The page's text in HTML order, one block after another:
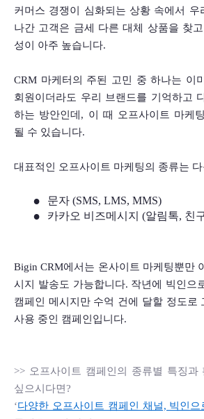
커머스 경쟁이 심화되는 상황 속에서 우
나간 고객은 금세 다른 대체 상품을 찾
성이 아주 높습니다.
CRM 마케터의 주된 고민 중 하나는 이
회원이더라도 우리 브랜드를 기억하고
하는 방안인데, 이 때 오프사이트 마케
될 수 있습니다.
대표적인 오프사이트 마케팅의 종류는
문자 (SMS, LMS, MMS)
카카오 비즈메시지 (알림톡, 친
Bigin CRM에서는 온사이트 마케팅뿐만
시지 발송도 가능합니다. 작년에 빅인으
캠페인 메시지만 수억 건에 달할 정도로
사용 중인 캠페인입니다.
>> 오프사이트 캠페인의 종류별 특징과
싶으시다면?
‘다양한 오프사이트 캠페인 채널, 빅인으